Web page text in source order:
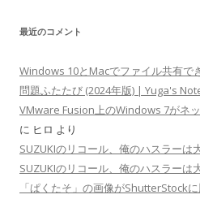
最近のコメント
Windows 10とMacでファイル共有で
問題ふたたび (2024年版) | Yuga's
VMware Fusion上のWindows 7がネ
に ヒロ より
SUZUKIのリコール、俺のハスラーは
SUZUKIのリコール、俺のハスラーは
「ぱくたそ」の画像がShutterStock